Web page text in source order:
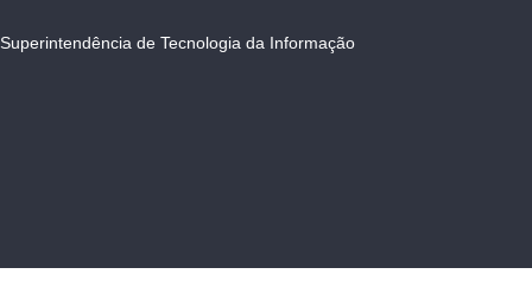
Superintendência de Tecnologia da Informação